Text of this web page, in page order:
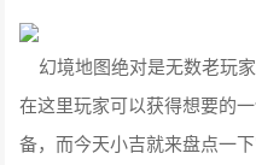
幻境地图绝对是无数老玩
在这里玩家可以获得想要的
备，而今天小吉就来盘点一